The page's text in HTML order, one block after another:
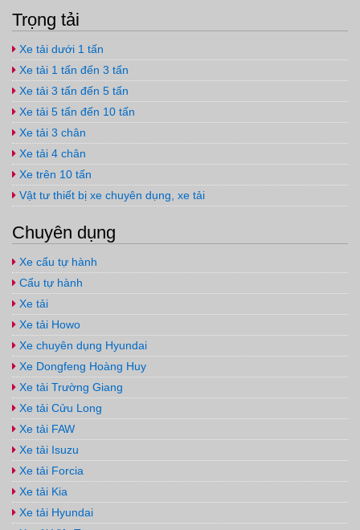
Trọng tải
Xe tải dưới 1 tấn
Xe tải 1 tấn đến 3 tấn
Xe tải 3 tấn đến 5 tấn
Xe tải 5 tấn đến 10 tấn
Xe tải 3 chân
Xe tải 4 chân
Xe trên 10 tấn
Vật tư thiết bị xe chuyên dụng, xe tải
Chuyên dụng
Xe cẩu tự hành
Cẩu tự hành
Xe tải
Xe tải Howo
Xe chuyên dụng Hyundai
Xe Dongfeng Hoàng Huy
Xe tải Trường Giang
Xe tải Cửu Long
Xe tải FAW
Xe tải Isuzu
Xe tải Forcia
Xe tải Kia
Xe tải Hyundai